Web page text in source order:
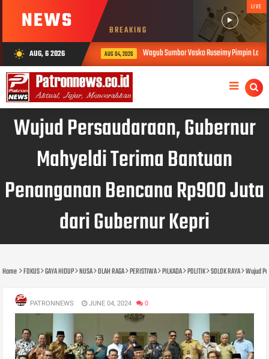
NEWS BREAKING
LIVE
wb_sunny AUG, 6 2026AUG 04, 2026 Wagub Sumbar Vasko Ruseimy Pimpin Langsung
Wujud Persaudaraan, Gubernur
Mahyeldi Terima Bantuan
Penanganan Bencana Rp900 Juta
dari Gubernur Kepri
Home FOKUS GAYA HIDUP NUSA OLAH RAGA PERISTIWA PILKADA POLITIK SOLOK RAYA Wujud
PATRONNEWS JUNE 04, 2024 0